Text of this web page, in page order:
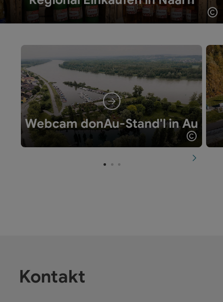
Webcam donAu-Stand'l in Au
Kontakt